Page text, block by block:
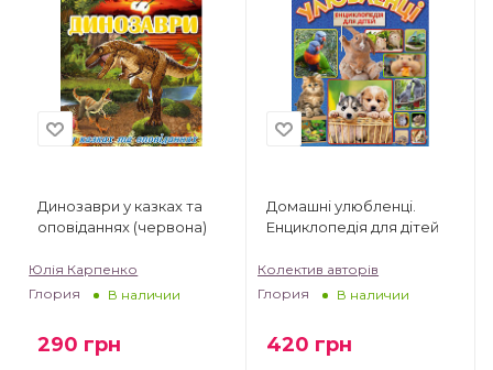
Динозаври у казках та
оповіданнях (червона)
Юлія Карпенко
Глория
В наличии
290 грн
Домашні улюбленці.
Енциклопедія для дітей
Колектив авторів
Глория
В наличии
420 грн